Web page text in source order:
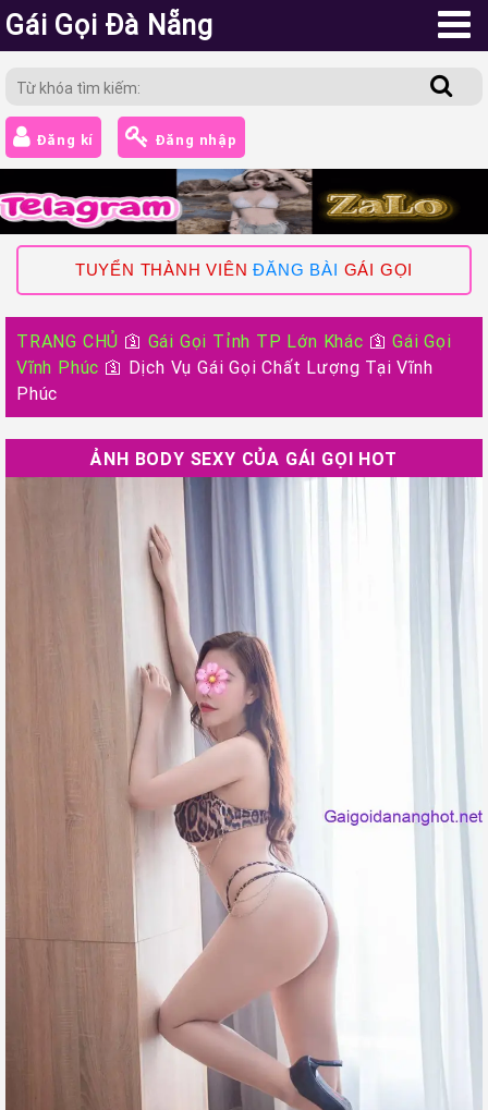
Gái Gọi Đà Nẵng
Đăng kí Đăng nhập
TUYỂN THÀNH VIÊNĐĂNG BÀI GÁI GỌI
TRANG CHỦ 🛐 Gái Gọi Tỉnh TP Lớn Khác 🛐Gái Gọi
Vĩnh Phúc 🛐 Dịch Vụ Gái Gọi Chất Lượng Tại Vĩnh
Phúc
ẢNH BODY SEXY CỦA GÁI GỌI HOT